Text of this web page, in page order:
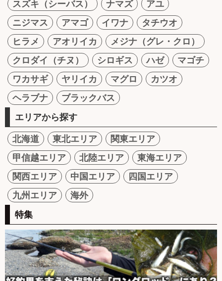
スズキ（シーバス）
ナマズ
アユ
ニジマス
アマゴ イワナ
タチウオ
ヒラメ
アオリイカ
メジナ（グレ・クロ）
クロダイ（チヌ）
シロギス ハゼ
マゴチ
ワカサギ
ヤリイカ マグロ
カツオ
ヘラブナ
ブラックバス
エリアから探す
北海道 東北エリア
関東エリア
甲信越エリア
北陸エリア
東海エリア
関西エリア
中国エリア
四国エリア
九州エリア
海外
特集